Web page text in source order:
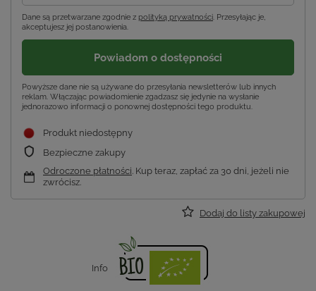
Dane są przetwarzane zgodnie z polityką prywatności. Przesyłając je,
akceptujesz jej postanowienia.
Powiadom o dostępności
Powyższe dane nie są używane do przesyłania newsletterów lub innych
reklam. Włączając powiadomienie zgadzasz się jedynie na wysłanie
jednorazowo informacji o ponownej dostępności tego produktu.
Produkt niedostępny
Bezpieczne zakupy
Odroczone płatności. Kup teraz, zapłać za 30 dni, jeżeli nie
zwrócisz.
Dodaj do listy zakupowej
Info